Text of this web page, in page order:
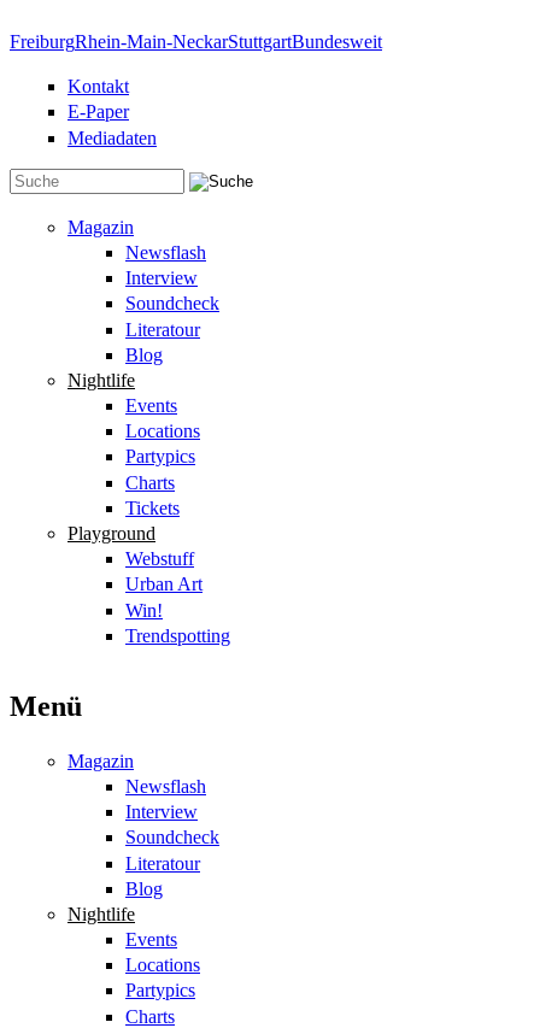
FreiburgRhein-Main-NeckarStuttgartBundesweit
Kontakt
E-Paper
Mediadaten
Magazin
Newsflash
Interview
Soundcheck
Literatour
Blog
Nightlife
Events
Locations
Partypics
Charts
Tickets
Playground
Webstuff
Urban Art
Win!
Trendspotting
Menü
Magazin
Newsflash
Interview
Soundcheck
Literatour
Blog
Nightlife
Events
Locations
Partypics
Charts